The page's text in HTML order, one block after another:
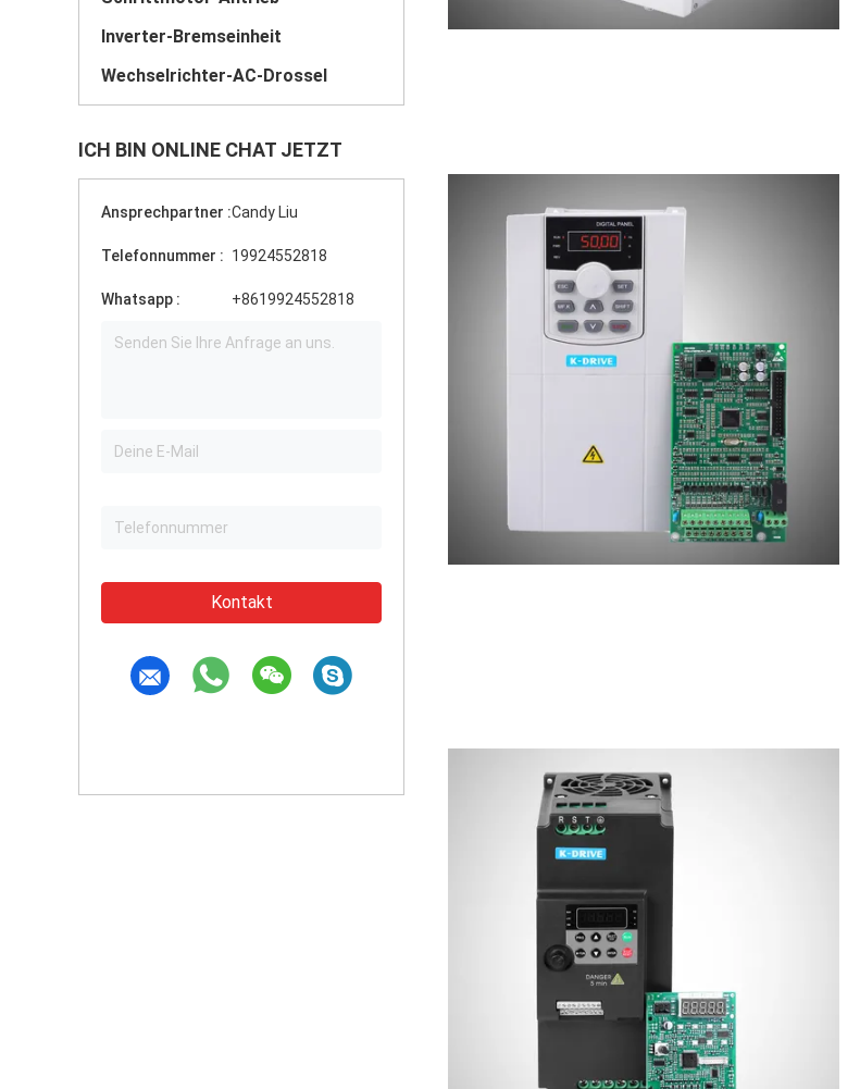
Inverter-Bremseinheit
Wechselrichter-AC-Drossel
ICH BIN ONLINE CHAT JETZT
Ansprechpartner :Candy Liu
Telefonnummer : 19924552818
Whatsapp : +8619924552818
Kontakt